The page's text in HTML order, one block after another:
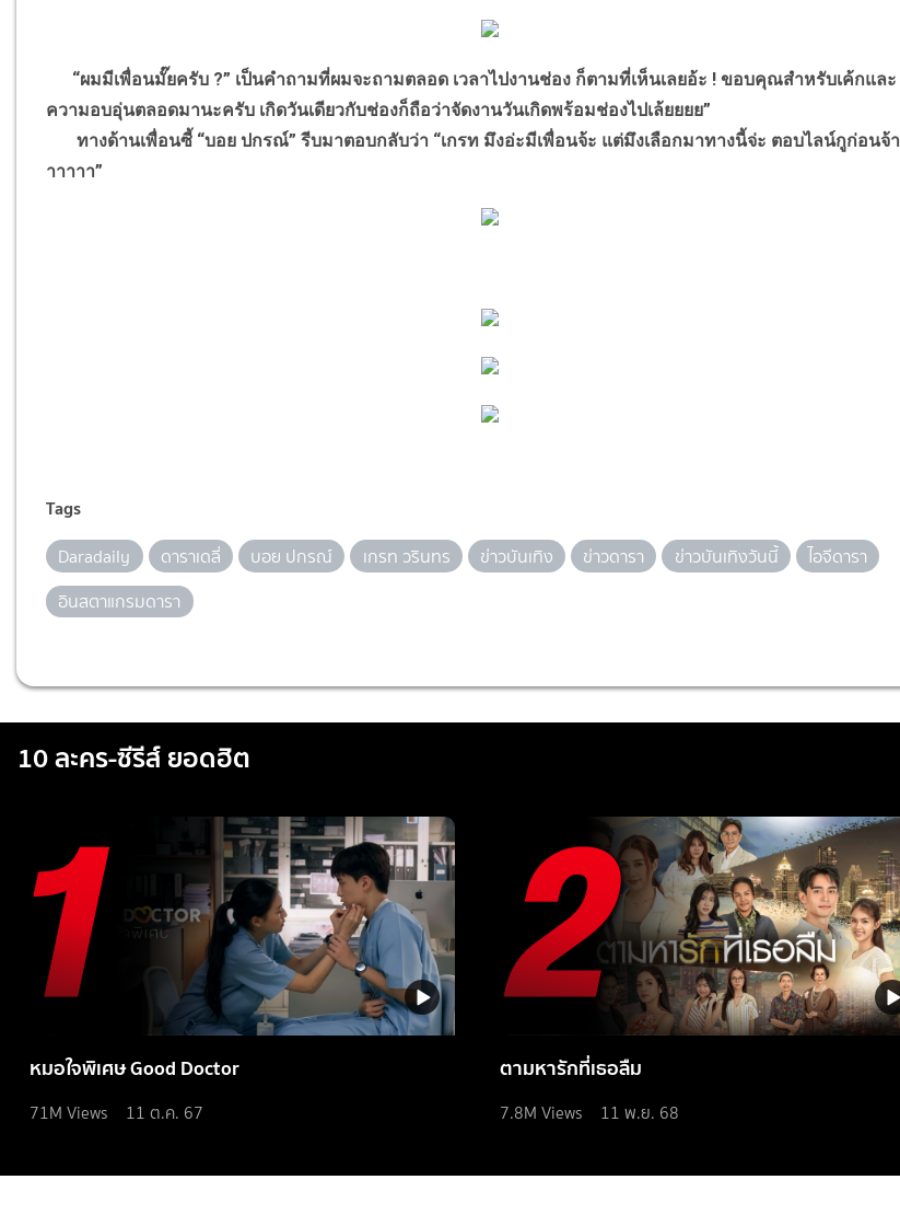
“ผมมีเพื่อนมั๊ยครับ ?” เป็นคำถามที่ผมจะถามตลอด เวลาไปงานช่อง ก็ตามที่เห็นเลยอ้ะ ! ขอบคุณสำหรับเค้กและ
ความอบอุ่นตลอดมานะครับ เกิดวันเดียวกับช่องก็ถือว่าจัดงานวันเกิดพร้อมช่องไปเล้ยยยย”
ทางด้านเพื่อนซี้ “บอย ปกรณ์” รีบมาตอบกลับว่า “เกรท มึงอ่ะมีเพื่อนจ้ะ แต่มึงเลือกมาทางนี้จ่ะ ตอบไลน์กูก่อนจ้า
าาาาา”
Tags
Daradaily ดาราเดลี่ บอย ปกรณ์ เกรท วรินทร ข่าวบันเทิง ข่าวดารา ข่าวบันเทิงวันนี้
ไอจีดารา
อินสตาแกรมดารา
10 ละคร-ซีรีส์ ยอดฮิต
หมอใจพิเศษ Good Doctor
71M Views 11 ต.ค. 67
ตามหารักที่เธอลืม
7.8M Views 11 พ.ย. 68